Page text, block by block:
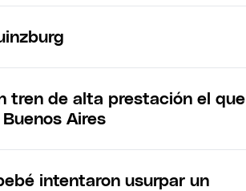
tren de alta prestación el que
Aires
intentaron usurpar un